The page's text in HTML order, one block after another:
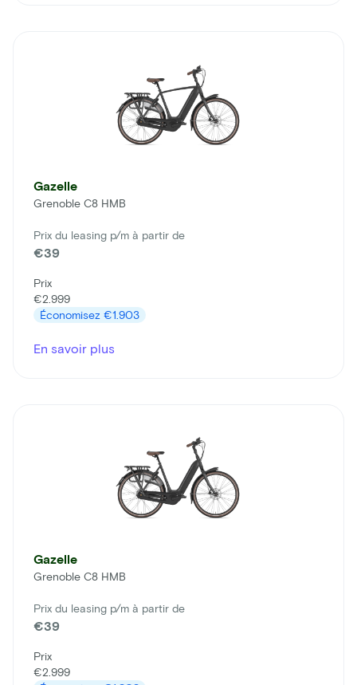
Gazelle
Grenoble C8 HMB
Prix du leasing p/m à partir de
€39
Prix
€2.999
Économisez €1.903
En savoir plus
Gazelle
Grenoble C8 HMB
Prix du leasing p/m à partir de
€39
Prix
€2.999